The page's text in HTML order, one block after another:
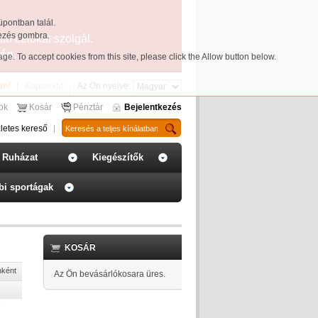
talál.
gombra.
. To accept cookies from this site, please click the Allow button below.
célokat szolgál.
Az Ön nyelve:
Kosár Pénztár Bejelentkezés
kereső
Ruházat Kiegészítők
sportágak
KOSÁR
Az Ön bevásárlókosara üres.